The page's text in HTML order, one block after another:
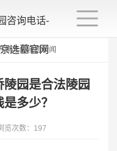
佛华侨陵园新闻
园是合法陵园
多少？
览次数：197